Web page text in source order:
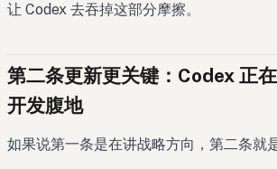
让 Codex 去吞掉这部分摩擦。
第二条更新更关键：Codex 正
开发腹地
如果说第一条是在讲战略方向，第二条就